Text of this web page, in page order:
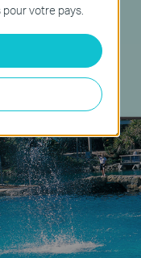
HD.
votre pays.